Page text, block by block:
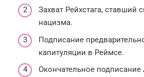
Захват Рейхстага, ставший
нацизма.
Подписание
капитуляции в Реймсе.
Окончательное подписание